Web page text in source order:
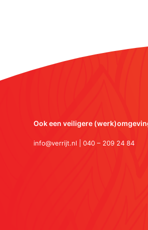
Ook een veiligere
info@verrijt.nl | 040 – 209 24 84